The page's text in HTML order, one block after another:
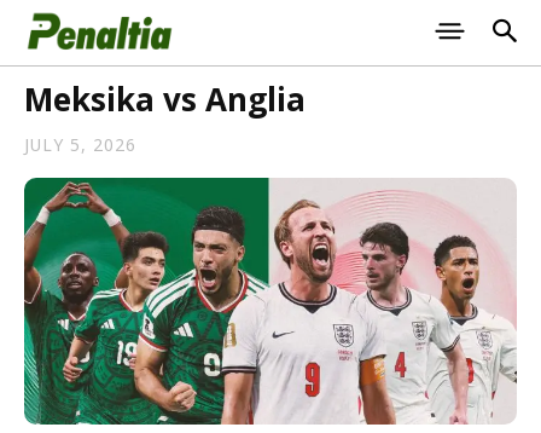
Meksika vs Anglia
JULY 5, 2026